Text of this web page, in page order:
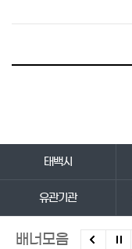
태백시
유관기관
배너모음